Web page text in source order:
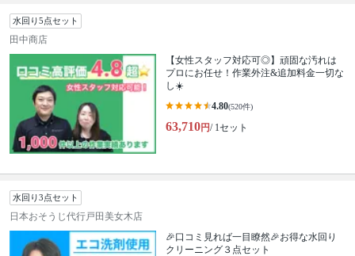
水回り5点セット
田中商店
【女性スタッフ対応可◎】頑固な汚れは
プロにお任せ！作業外注&追加料金一切な
し☀️
4.80(520件)
63,710円/ 1セット
水回り3点セット
日本おそうじ代行戸田美女木店
🎉口コミ見れば一目瞭然🎉お得な水回り
クリーニング３点セット